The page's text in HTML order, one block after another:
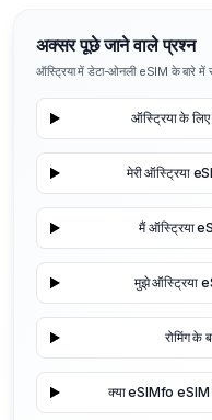
अक्सर पूछे जाने वाले प्रश्न
ऑस्ट्रिया में डेटा-ओनली eSIM के बारे में
ऑस्ट्रिया के
मेरी ऑस्ट्रिया
मैं ऑस्ट्रिया
मुझे ऑस्ट्रिया
रोमिंग के
क्या eSIMfo